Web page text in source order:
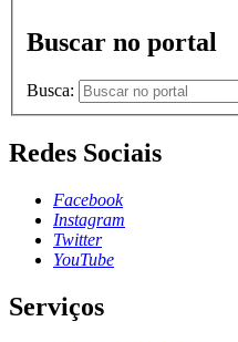
Buscar no portal
Busca:
Redes Sociais
Facebook
Instagram
Twitter
YouTube
Serviços